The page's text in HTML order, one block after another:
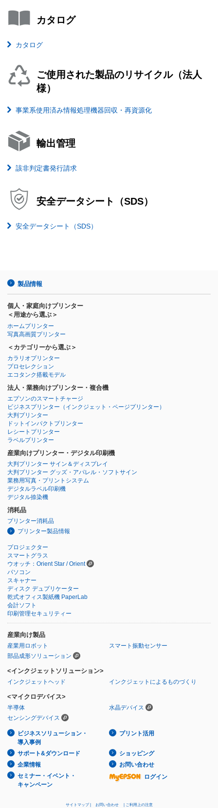
カタログ
カタログ
ご使用された製品のリサイクル（法人
様）
事業系使用済み情報処理機器回収・再資源化
輸出管理
該非判定書発行請求
安全データシート（SDS）
安全データシート（SDS）
製品情報
個人・家庭向けプリンター
＜用途から選ぶ＞
ホームプリンター
写真高画質プリンター
＜カテゴリーから選ぶ＞
カラリオプリンター
プロセレクション
エコタンク搭載モデル
法人・業務向けプリンター・複合機
エプソンのスマートチャージ
ビジネスプリンター （インクジェット・ページプリンター）
大判プリンター
ドットインパクトプリンター
レシートプリンター
ラベルプリンター
産業向けプリンター・デジタル印刷機
大判プリンター サイン＆ディスプレイ
大判プリンター グッズ・アパレル・ソフトサイン
業務用写真・プリントシステム
デジタルラベル印刷機
デジタル捺染機
消耗品
プリンター消耗品
プリンター製品情報
プロジェクター
スマートグラス
ウオッチ：Orient Star / Orient
パソコン
スキャナー
ディスク デュプリケーター
乾式オフィス製紙機 PaperLab
会計ソフト
印刷管理セキュリティー
産業向け製品
産業用ロボット
スマート振動センサー
部品成形ソリューション
<インクジェットソリューション>
インクジェットヘッド インクジェットによるものづくり
<マイクロデバイス>
半導体
水晶デバイス
センシングデバイス
ビジネスソリューション・
導入事例
プリント活用
サポート&ダウンロード
ショッピング
企業情報
お問い合わせ
セミナー・イベント・
キャンペーン
ログイン
サイトマップ お問い合わせ ご利用上の注意